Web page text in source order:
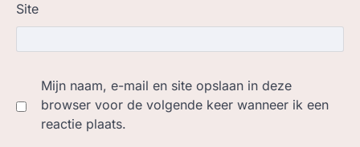
Site
Mijn naam, e-mail en site opslaan in deze
browser voor de volgende keer wanneer ik een
reactie plaats.